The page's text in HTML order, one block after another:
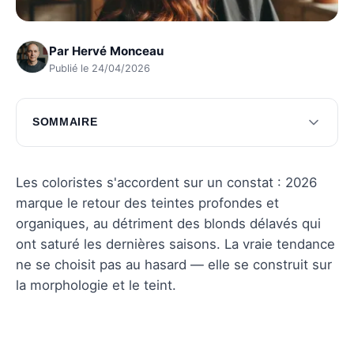
Par Hervé Monceau
Publié le 24/04/2026
SOMMAIRE
Les éclats métalliques
Les tons pastel en vogue
Questions fréquentes
Les coloristes s'accordent sur un constat : 2026
marque le retour des teintes profondes et
organiques, au détriment des blonds délavés qui
ont saturé les dernières saisons. La vraie tendance
ne se choisit pas au hasard — elle se construit sur
la morphologie et le teint.